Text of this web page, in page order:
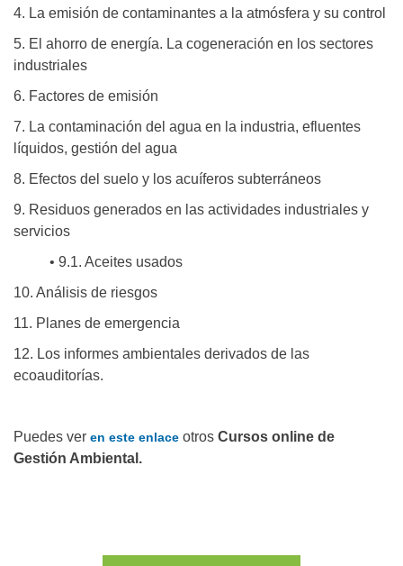
4. La emisión de contaminantes a la atmósfera y su control
5. El ahorro de energía. La cogeneración en los sectores
industriales
6. Factores de emisión
7. La contaminación del agua en la industria, efluentes
líquidos, gestión del agua
8. Efectos del suelo y los acuíferos subterráneos
9. Residuos generados en las actividades industriales y
servicios
• 9.1. Aceites usados
10. Análisis de riesgos
11. Planes de emergencia
12. Los informes ambientales derivados de las
ecoauditorías.
Puedes ver en este enlace otros Cursos online de
Gestión Ambiental.